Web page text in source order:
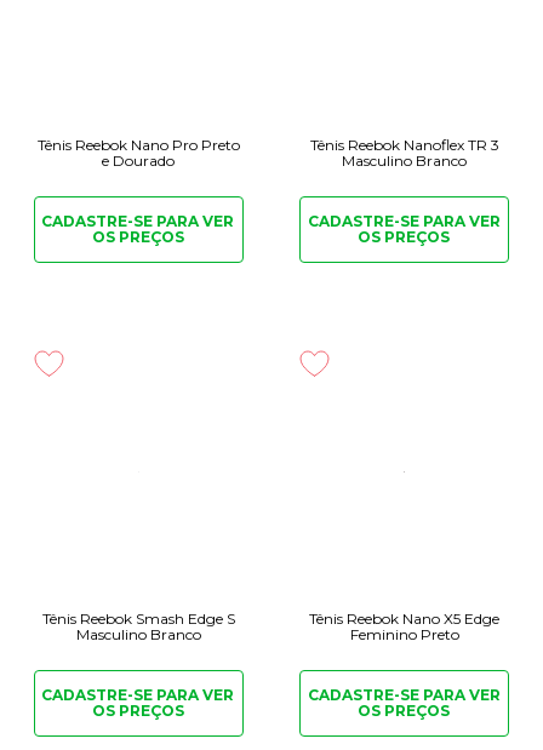
Tênis Reebok Nano Pro Preto
e Dourado
CADASTRE-SE PARAVER
OS PREÇOS
Tênis Reebok Nanoflex TR 3
Masculino Branco
CADASTRE-SE PARAVER
OS PREÇOS
Tênis Reebok Smash Edge S
Masculino Branco
CADASTRE-SE PARAVER
OS PREÇOS
Tênis Reebok Nano X5 Edge
Feminino Preto
CADASTRE-SE PARAVER
OS PREÇOS